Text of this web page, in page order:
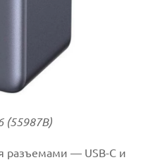
(55987B)
разъемами — USB-C и